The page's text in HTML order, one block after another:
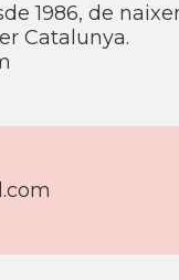
1986, de
Catalunya.